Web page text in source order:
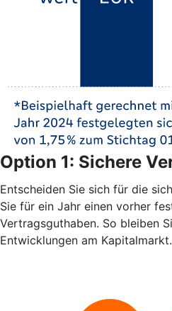
Option 1: Sichere
Entscheiden Sie sich für die
Sie für ein Jahr einen vorher
Vertragsguthaben. So bleiben
Entwicklungen am Kapitalmarkt.